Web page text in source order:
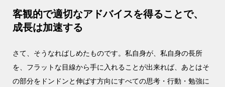
客観的で適切なアドバイスを得ることで、
成長は加速する
さて、そうなればしめたものです。私自身が、私自身の長所
を、フラットな目線から手に入れることが出来れば、あとはそ
の部分をドンドンと伸ばす方向にすべての思考・行動・勉強に